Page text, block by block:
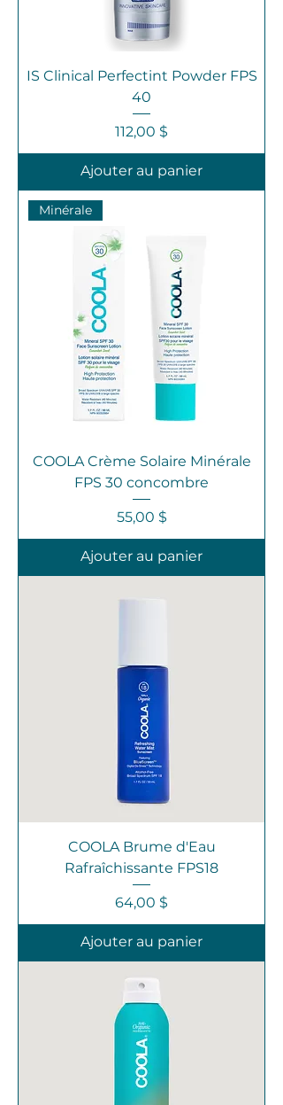
IS Clinical Perfectint Powder FPS
40
Prix
112,00 $
Ajouter au panier
Minérale
COOLA Crème Solaire Minérale
FPS 30 concombre
Prix
55,00 $
Ajouter au panier
COOLA Brume d'Eau
Rafraîchissante FPS18
Prix
64,00 $
Ajouter au panier